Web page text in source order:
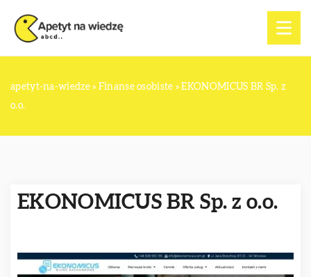
apetyt-na-wiedze» Finanse osobiste »EKONOMICUS BR Sp. z
o.o.
EKONOMICUS BR Sp. z o.o.